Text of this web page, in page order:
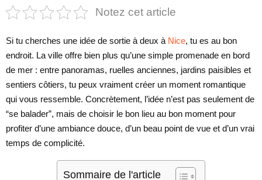
Notez cet article
Si tu cherches une idée de sortie à deux à Nice, tu es au bon
endroit. La ville offre bien plus qu’une simple promenade en bord
de mer : entre panoramas, ruelles anciennes, jardins paisibles et
sentiers côtiers, tu peux vraiment créer un moment romantique
qui vous ressemble. Concrètement, l’idée n’est pas seulement de
“se balader”, mais de choisir le bon lieu au bon moment pour
profiter d’une ambiance douce, d’un beau point de vue et d’un vrai
temps de complicité.
Sommaire de l'article